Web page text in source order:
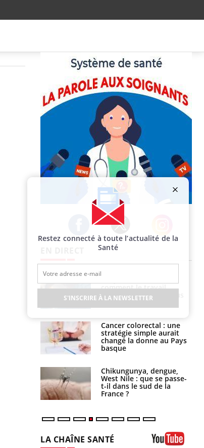
Facebook Twitter Instagram
comment le travail
empiète de plus en plus
sur nos soirées
Cancer colorectal : une
stratégie simple aurait
changé la donne au Pays
basque
Chikungunya, dengue,
West Nile : que se passe-
t-il dans le sud de la
France ?
LA CHAÎNE SANTÉ
Restez connecté à toute l’actualité de la
Santé
S'INSCRIRE À LA NEWSLETTER